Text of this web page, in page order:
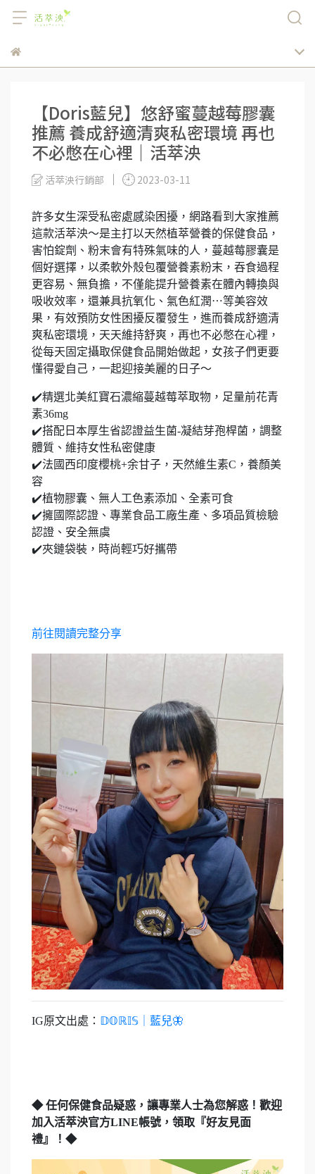
【Doris藍兒】悠舒蜜蔓越莓膠囊
推薦 養成舒適清爽私密環境 再也
不必憋在心裡｜活萃泱
活萃泱行銷部 2023-03-11
許多女生深受私密處感染困擾，網路看到大家推薦
這款活萃泱～是主打以天然植萃營養的保健食品，
害怕錠劑、粉末會有特殊氣味的人，蔓越莓膠囊是
個好選擇，以柔軟外殼包覆營養素粉末，吞食過程
更容易、無負擔，不僅能提升營養素在體內轉換與
吸收效率，還兼具抗氧化、氣色紅潤⋯等美容效
果，有效預防女性困擾反覆發生，進而養成舒適清
爽私密環境，天天維持舒爽，再也不必憋在心裡，
從每天固定攝取保健食品開始做起，女孩子們更要
懂得愛自己，一起迎接美麗的日子～
✔️精選北美紅寶石濃縮蔓越莓萃取物，足量前花青
素36mg
✔️搭配日本厚生省認證益生菌-凝結芽孢桿菌，調整
體質、維持女性私密健康
✔️法國西印度櫻桃+余甘子，天然維生素C，養顏美
容
✔️植物膠囊、無人工色素添加、全素可食
✔️擁國際認證、專業食品工廠生產、多項品質檢驗
認證、安全無虞
✔️夾鏈袋裝，時尚輕巧好攜帶
前往閱讀完整分享
IG原文出處： 𝔻𝕆ℝ𝕀𝕊｜藍兒🦋
◆ 任何保健食品疑惑，讓專業人士為您解惑！歡迎
加入活萃泱官方LINE帳號，領取『好友見面
禮』！◆